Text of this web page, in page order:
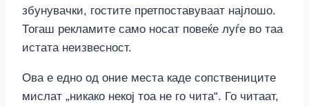
збунувачки, гостите претпоставуваат најлошо.
Тогаш рекламите само носат повеќе луѓе во таа
истата неизвесност.
Ова е едно од оние места каде сопствениците
мислат „никако некој тоа не го чита“. Го читаат,